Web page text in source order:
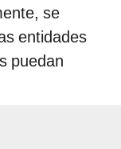
se
entidades
puedan